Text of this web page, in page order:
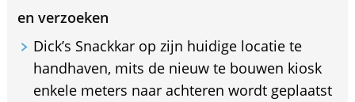
en verzoeken
Dick’s Snackkar op zijn huidige locatie te
handhaven, mits de nieuw te bouwen kiosk
enkele meters naar achteren wordt geplaatst